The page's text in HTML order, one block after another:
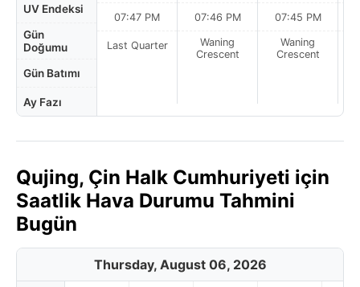
UV Endeksi
Gün
Doğumu
Gün Batımı
Ay Fazı
07:47 PM
Last Quarter
07:46 PM
Waning
Crescent
07:45 PM
Waning
Crescent
Qujing, Çin Halk Cumhuriyeti için
Saatlik Hava Durumu Tahmini
Bugün
Thursday, August 06, 2026